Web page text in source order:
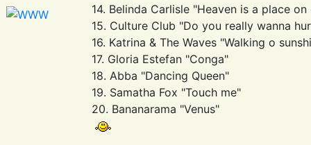
14. Belinda Carlisle "Heaven is a place
15. Culture Club "Do you really wanna
16. Katrina & The Waves "Walking o
17. Gloria Estefan "Conga"
18. Abba "Dancing Queen"
19. Samatha Fox "Touch me"
20. Bananarama "Venus"